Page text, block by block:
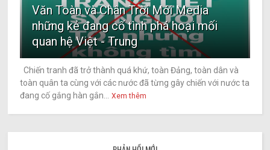
Văn Toàn và Chân Trời Mới Media
những kẻ đang cố tình phá hoại mối
quan hệ Việt - Trung
Chiến tranh đã trở thành quá khứ, toàn Đảng, toàn dân và
toàn quân ta cùng với các nước đã từng gây chiến với nước ta
đang cố gắng hàn gắn... Xem thêm